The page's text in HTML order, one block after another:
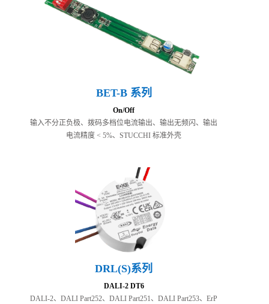
BET-B 系列
On/Off
输入不分正负极、拨码多档位电流输出、输出无频闪、输出
电流精度 < 5%、STUCCHI 标准外壳
DRL(S)系列
DALI-2 DT6
DALI-2、DALI Part252、DALI Part251、DALI Part253、ErP